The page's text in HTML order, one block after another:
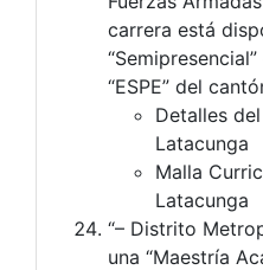
carrera está
“ESPE” del
Detalles del
Latacunga
Malla
Latacunga
“– Distrito
una “Maestría